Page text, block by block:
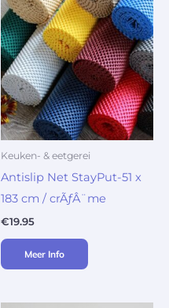
Keuken- & eetgerei
Antislip Net StayPut-51 x
183 cm / crÃƒÂ¨me
€19.95
Meer Info